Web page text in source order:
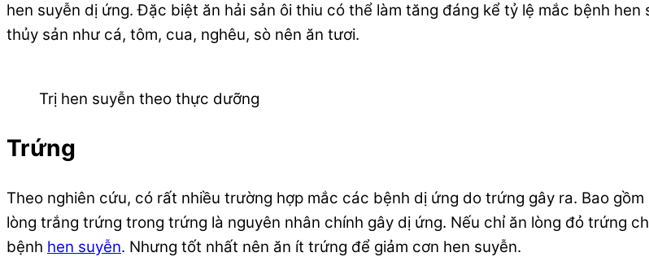
hen suyễn dị ứng. Đặc biệt ăn hải sản ôi thiu có thể làm tăng đáng kể tỷ lệ mắc bệnh
thủy sản như cá, tôm, cua, nghêu, sò nên ăn tươi.
Trị hen suyễn theo thực dưỡng
Trứng
Theo nghiên cứu, có rất nhiều trường hợp mắc các bệnh dị ứng do trứng gây ra. Bao
lòng trắng trứng trong trứng là nguyên nhân chính gây dị ứng. Nếu chỉ ăn lòng đỏ trứng
bệnh hen suyễn. Nhưng tốt nhất nên ăn ít trứng để giảm cơn hen suyễn.